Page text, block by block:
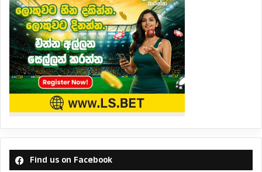
Find us on Facebook